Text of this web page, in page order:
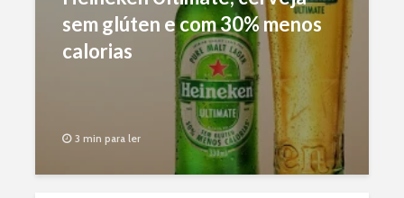
sem glúten e com 30% menos
calorias
3 min para ler